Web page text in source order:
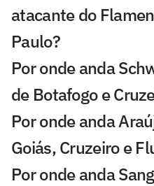
atacante do
Paulo?
Por onde anda
de Botafogo e
Por onde anda
Goiás, Cruzeiro e
Por onde anda